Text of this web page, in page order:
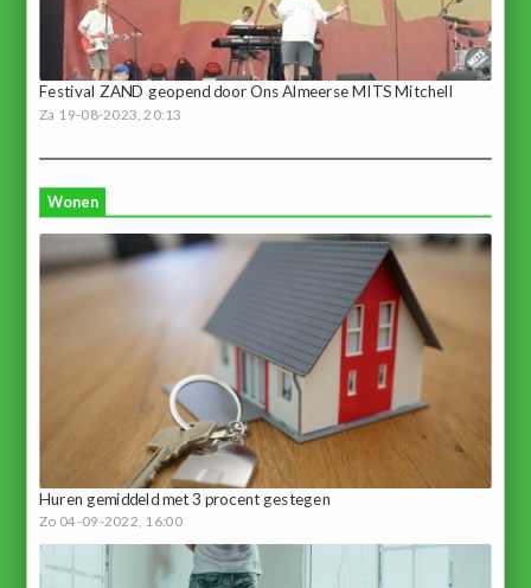
Festival ZAND geopend door Ons Almeerse MITS Mitchell
Za 19-08-2023, 20:13
Wonen
Huren gemiddeld met 3 procent gestegen
Zo 04-09-2022, 16:00